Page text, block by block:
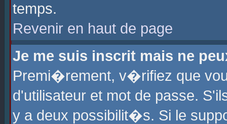
temps.
Revenir en haut de page
Je me suis inscrit mais ne
Premi�rement, v�rifiez que
d'utilisateur et mot de passe.
y a deux possibilit�s. Si le